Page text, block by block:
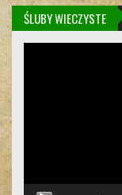
ŚLUBY WIECZYSTE